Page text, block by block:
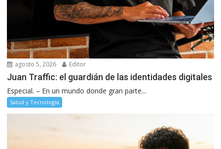
agosto 5, 2026 Editor
Juan Traffic: el guardián de las identidades digitales
Especial. – En un mundo donde gran parte...
Salud y Tecnología